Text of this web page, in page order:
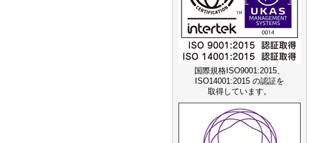
国際規格ISO9001:2015、
ISO14001:2015 の認証を
取得しています。